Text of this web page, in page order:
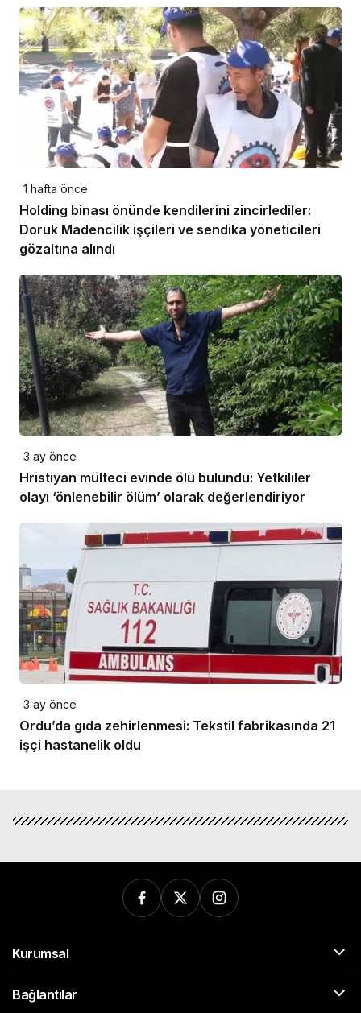
1 hafta önce
Holding binası önünde kendilerini zincirlediler:
Doruk Madencilik işçileri ve sendika yöneticileri
gözaltına alındı
3 ay önce
Hristiyan mülteci evinde ölü bulundu: Yetkililer
olayı ‘önlenebilir ölüm’ olarak değerlendiriyor
3 ay önce
Ordu’da gıda zehirlenmesi: Tekstil fabrikasında 21
işçi hastanelik oldu
Kurumsal
Bağlantılar